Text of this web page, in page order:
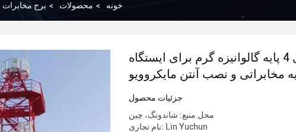
خونه > محصولات > برج مخابرات
برج مشبک فولادی 4 پایه گالوانیزه گرم برای ایستگاه
مخابراتی و نصب آنتن مایکروویو
جزئیات محصول
محل منبع: شاندونگ، چین
نام تجاری: Lin Yuchun